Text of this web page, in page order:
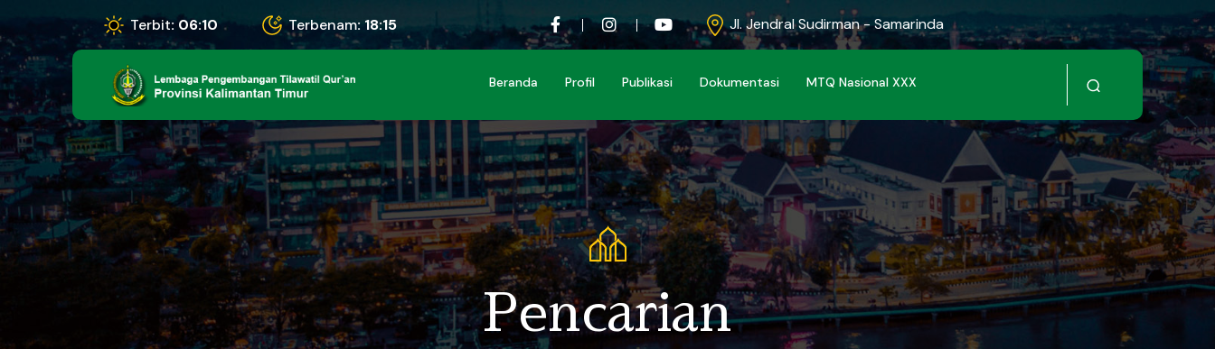
Terbit: 06:10 Terbenam: 18:15 Jl. Jendral Sudirman - Samarinda
Beranda Profil Publikasi Dokumentasi MTQ Nasional XXX
Pencarian